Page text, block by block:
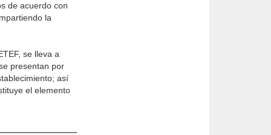
de acuerdo con
la
se lleva a
presentan por
así
el elemento